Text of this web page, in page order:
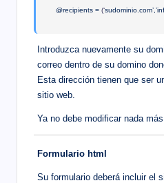
@recipients =(‘
Introduzca nuevamente su
correo dentro de su domino
Esta dirección tienen que ser
sitio web.
Ya no debe modificar nada
Formulario html
Su formulario deberá incluir el